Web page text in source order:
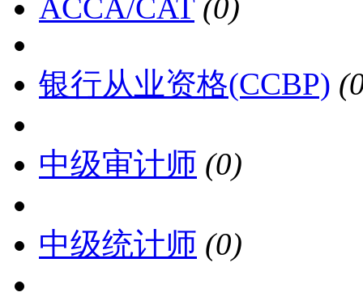
ACCA/CAT (0)
银行从业资格(CCBP)
中级审计师 (0)
中级统计师 (0)